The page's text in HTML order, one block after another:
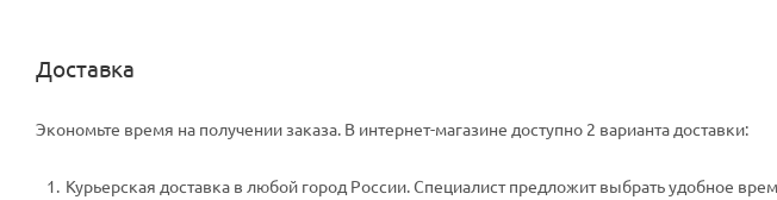
Доставка
Экономьте время на получении заказа. В интернет-магазине доступно 2 варианта доставки:
Курьерская доставка в любой город России. Специалист предложит выбрать удобное